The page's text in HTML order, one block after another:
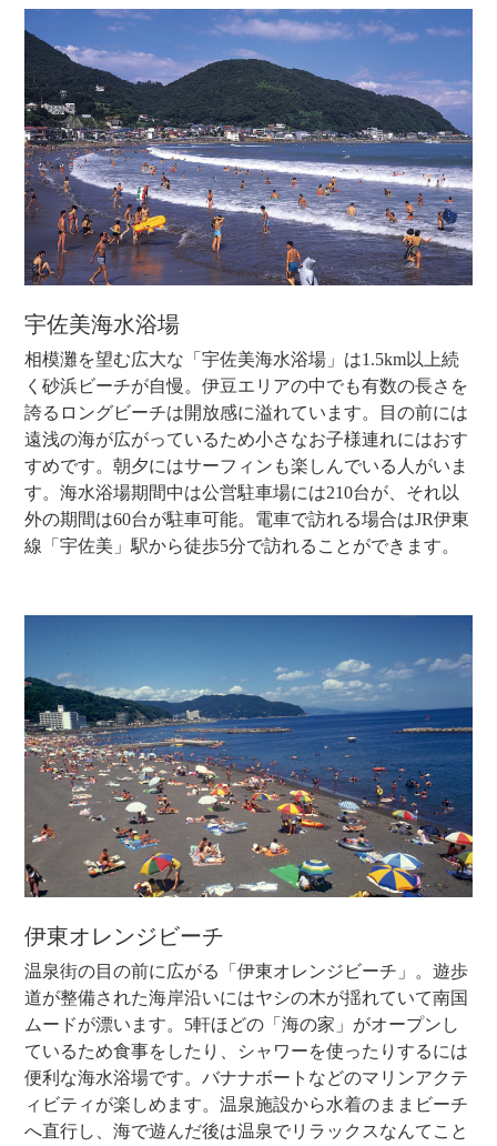
宇佐美海水浴場
相模灘を望む広大な「宇佐美海水浴場」は1.5km以上続
く砂浜ビーチが自慢。伊豆エリアの中でも有数の長さを
誇るロングビーチは開放感に溢れています。目の前には
遠浅の海が広がっているため小さなお子様連れにはおす
すめです。朝夕にはサーフィンも楽しんでいる人がいま
す。海水浴場期間中は公営駐車場には210台が、それ以
外の期間は60台が駐車可能。電車で訪れる場合はJR伊東
線「宇佐美」駅から徒歩5分で訪れることができます。
伊東オレンジビーチ
温泉街の目の前に広がる「伊東オレンジビーチ」。遊歩
道が整備された海岸沿いにはヤシの木が揺れていて南国
ムードが漂います。5軒ほどの「海の家」がオープンし
ているため食事をしたり、シャワーを使ったりするには
便利な海水浴場です。バナナボートなどのマリンアクテ
ィビティが楽しめます。温泉施設から水着のままビーチ
へ直行し、海で遊んだ後は温泉でリラックスなんてこと